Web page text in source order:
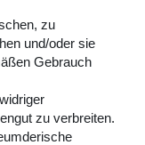
zu
und/oder sie
Gebrauch
zu verbreiten.